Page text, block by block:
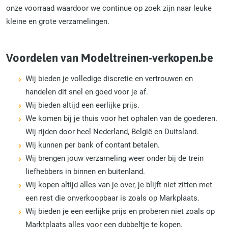
onze voorraad waardoor we continue op zoek zijn naar leuke
kleine en grote verzamelingen.
Voordelen van Modeltreinen-verkopen.be
Wij bieden je volledige discretie en vertrouwen en
handelen dit snel en goed voor je af.
Wij bieden altijd een eerlijke prijs.
We komen bij je thuis voor het ophalen van de goederen.
Wij rijden door heel Nederland, België en Duitsland.
Wij kunnen per bank of contant betalen.
Wij brengen jouw verzameling weer onder bij de trein
liefhebbers in binnen en buitenland.
Wij kopen altijd alles van je over, je blijft niet zitten met
een rest die onverkoopbaar is zoals op Markplaats.
Wij bieden je een eerlijke prijs en proberen niet zoals op
Marktplaats alles voor een dubbeltje te kopen.